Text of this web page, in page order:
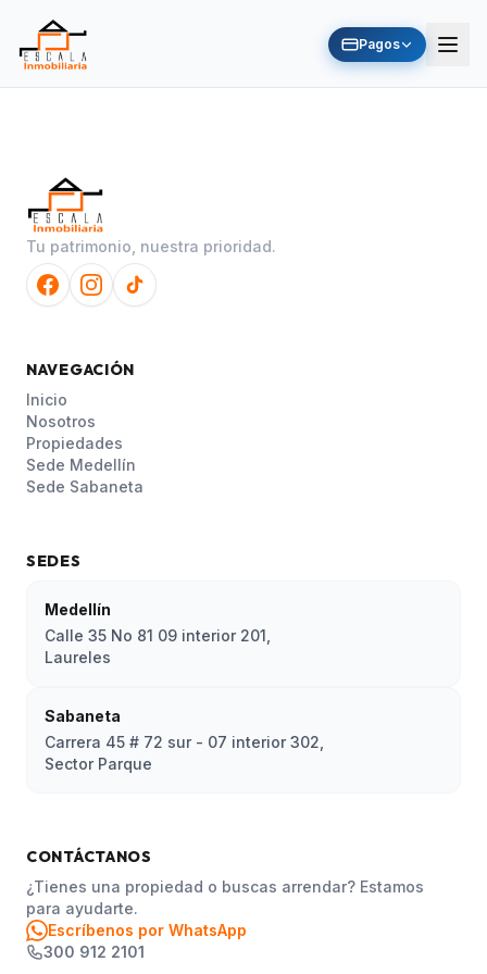
Pagos
Tu patrimonio, nuestra prioridad.
NAVEGACIÓN
Inicio
Nosotros
Propiedades
Sede Medellín
Sede Sabaneta
SEDES
Medellín
Calle 35 No 81 09 interior 201,
Laureles
Sabaneta
Carrera 45 # 72 sur - 07 interior 302,
Sector Parque
CONTÁCTANOS
¿Tienes una propiedad o buscas arrendar? Estamos
para ayudarte.
Escríbenos por WhatsApp
300 912 2101